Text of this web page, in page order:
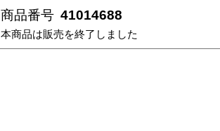
商品番号 41014688
本商品は販売を終了しました